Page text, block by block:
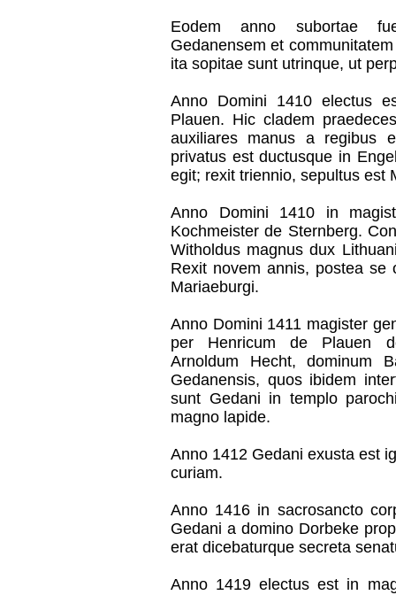
Eodem anno subortae
Gedanensem et
ita sopitae sunt utrinque, ut
Anno Domini 1410 electus
Plauen. Hic cladem
auxiliares manus a regibus
privatus est ductusque in
egit; rexit triennio, sepultus est
Anno Domini 1410 in
Kochmeister de Sternberg.
Witholdus magnus dux
Rexit novem annis, postea se
Mariaeburgi.
Anno Domini 1411 magister
per Henricum de Plauen
Arnoldum Hecht, dominum
Gedanensis, quos ibidem
sunt Gedani in templo
magno lapide.
Anno 1412 Gedani exusta est
curiam.
Anno 1416 in sacrosancto
Gedani a domino Dorbeke
erat dicebaturque secreta
Anno 1419 electus est in